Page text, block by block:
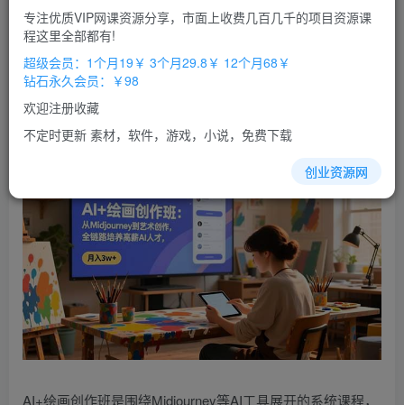
超级会员
立即购买
您当前未登录！建议登陆后购买，办理会员包月更省钱，可保存购
AI+绘画创作班是围绕Midjourney等AI工具展开的系统课程，
专注优质VIP网课资源分享，市面上收费几百几千的项目资源课
程这里全部都有!
超级会员：1个月19￥ 3个月29.8￥ 12个月68￥
钻石永久会员：￥98
欢迎注册收藏
不定时更新 素材，软件，游戏，小说，免费下载
创业资源网